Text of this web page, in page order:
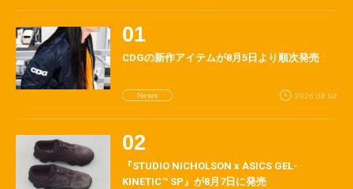
CDGの新作アイテムが8月5日より順次発売
News 2026.08.04
『STUDIO NICHOLSON x ASICS GEL-
KINETIC™ SP』が8月7日に発売